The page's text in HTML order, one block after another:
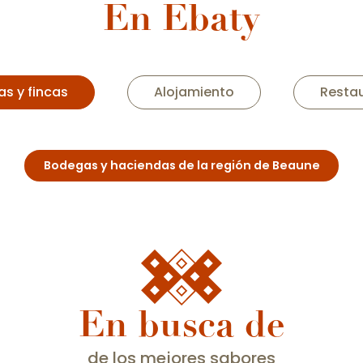
En Ebaty
y fincas Alojamiento
Bodegas y haciendas de la región de Beaune
En busca de
de los mejores sabores